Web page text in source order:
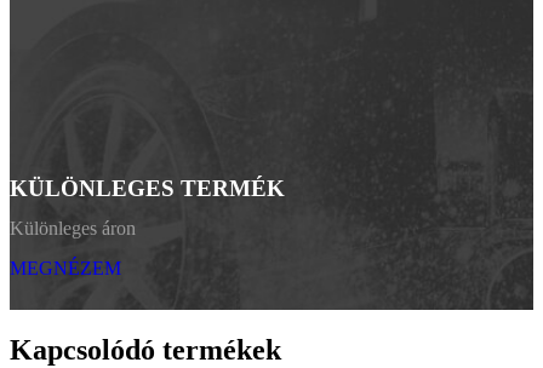
KÜLÖNLEGES TERMÉK
Különleges áron
MEGNÉZEM
Kapcsolódó termékek